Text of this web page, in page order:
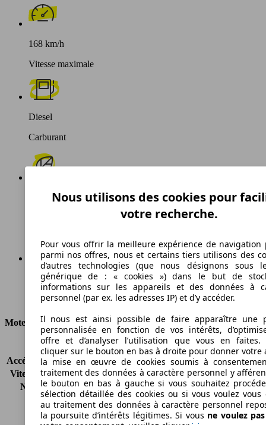
168 km/h
Vitesse maximale
Diesel
Carburant
153 g/km
Émissions de CO2 (combinées)*
Ø 5.8 l/100km
Consommation
Moteur et Puissance
KW (CH)
77 kW (105 PS)
Accélération (0-100 km/h) -
Vitesse maximale (km/h) 168 km/h
Nombre de vitesses
5
Couple
200 nm
Cylindrée
1910 ccm
Nous utilisons des cookies pour
votre recherche.
Pour vous offrir la meilleure expérience de navigation
parmi nos offres, nous et certains tiers utilisons des
d’autres technologies (que nous désignons sous
générique de : « cookies ») dans le but de
informations sur les appareils et des données à
personnel (par ex. les adresses IP) et d’y accéder.
Il nous est ainsi possible de faire apparaître une
personnalisée en fonction de vos intérêts,
offre et d’analyser l’utilisation que vous en faites.
cliquer sur le bouton en bas à droite pour donner votre
la mise en œuvre de cookies soumis à
traitement des données à caractère personnel y
le bouton en bas à gauche si vous souhaitez
sélection détaillée des cookies ou si vous voulez vous
au traitement des données à caractère personnel
la poursuite d’intérêts légitimes. Si vous ne voulez